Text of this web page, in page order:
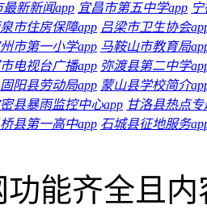
最新新闻app 宜昌市第五中学app
市住房保障app 吕梁市卫生协会
市第一小学app 马鞍山市教育局
电视台广播app 弥渡县第二中学
固阳县劳动局app 蒙山县学校简介
县暴雨监控中心app 甘洛县热点专
县第一高中app 石城县征地服务
功能齐全且